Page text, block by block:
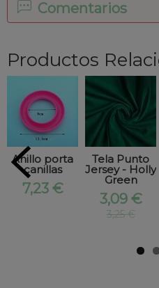
Comentarios
Productos
Anillo porta
canillas
7,23 €
Tela Punto
Jersey - Holly
Green
3,09 €
3,25 €